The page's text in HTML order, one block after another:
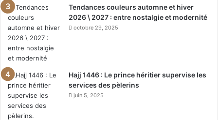
Tendances couleurs automne et hiver
2026 \ 2027 : entre nostalgie et modernité
octobre 29, 2025
Hajj 1446 : Le prince héritier supervise les
services des pèlerins
juin 5, 2025